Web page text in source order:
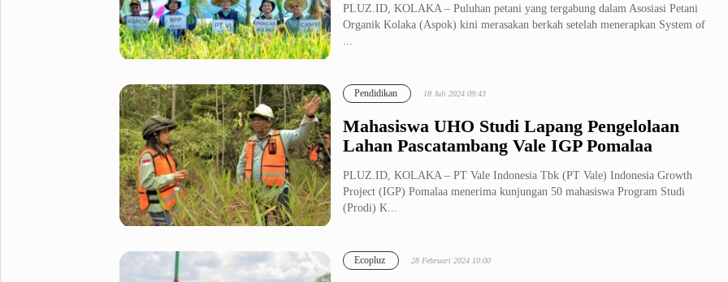
PLUZ.ID, KOLAKA – Puluhan petani yang tergabung dalam Asosiasi Petani
Organik Kolaka (Aspok) kini merasakan berkah setelah menerapkan System of
...
Mahasiswa UHO Studi Lapang Pengelolaan
Lahan Pascatambang Vale IGP Pomalaa
Pendidikan 18 Juli 2024 09:43
PLUZ.ID, KOLAKA – PT Vale Indonesia Tbk (PT Vale) Indonesia Growth
Project (IGP) Pomalaa menerima kunjungan 50 mahasiswa Program Studi
(Prodi) K...
Ecopluz 28 Februari 2024 10:00